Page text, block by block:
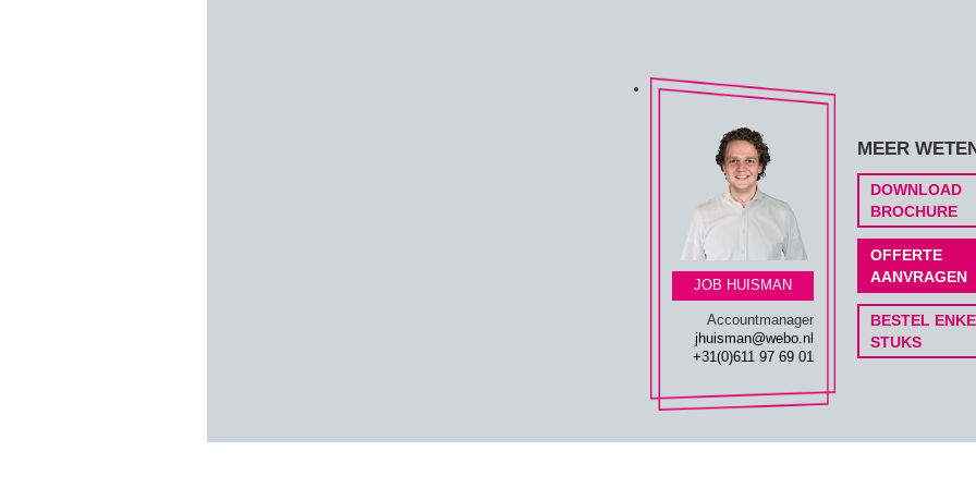
JOB HUISMAN
Accountmanager
jhuisman@webo.nl
+31(0)611 97 69 01
MEER
DOWNLOAD
BROCHURE
OFFERTE
AANVRAGEN
BESTEL
STUKS